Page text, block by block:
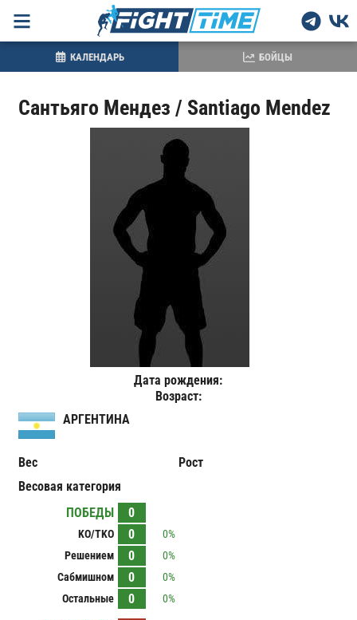
Сантьяго Мендез / Santiago Mendez
Дата рождения:
Возраст:
АРГЕНТИНА
Вес
Рост
Весовая категория
ПОБЕДЫ
0
KO/TKO 0
0%
Решением
0
0%
Сабмишном
0
0%
Остальные
0 0%
КАЛЕНДАРЬ БОЙЦЫ